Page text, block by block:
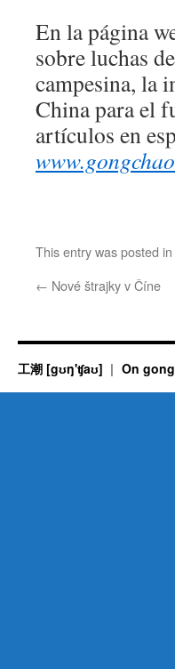
En la página
sobre luchas
campesina, la
China para el
artículos en
This entry was posted in
← Nové štrajky v Číne
工潮 [gʊŋ'ʧaʊ] On